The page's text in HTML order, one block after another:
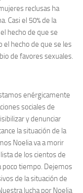
reclusas ha
Casi el 50% de la
hecho de que se
el hecho de que se les
de favores sexuales.
enérgicamente
sociales de
y denunciar
la situación de la
Noelia va a morir
de los cientos de
poco tiempo. Dejemos
de la situación de
lucha por Noelia